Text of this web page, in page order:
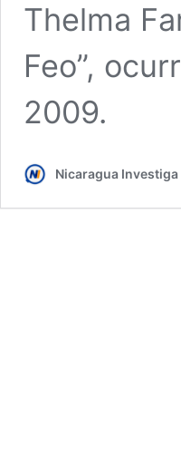
Thelma
Feo”,
2009.
Nicaragua Investiga